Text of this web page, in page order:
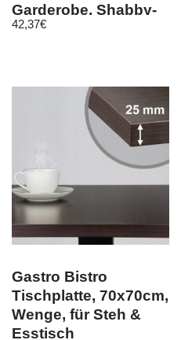
Garderobe, Shabby-
Look, 8 Haken
42,37€
Gastro Bistro
Tischplatte, 70x70cm,
Wenge, für Steh &
Esstisch